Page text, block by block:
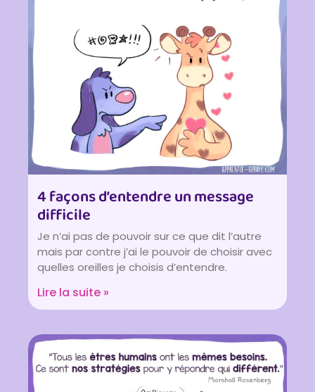
4 façons d’entendre un message
difficile
Je n’ai pas de pouvoir sur ce que dit l’autre
mais par contre j’ai le pouvoir de choisir avec
quelles oreilles je choisis d’entendre.
Lire la suite »